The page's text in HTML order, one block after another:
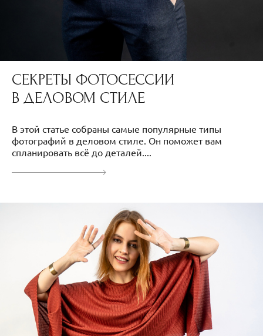
СЕКРЕТЫ ФОТОСЕССИИ
В ДЕЛОВОМ СТИЛЕ
В этой статье собраны самые популярные типы
фотографий в деловом стиле. Он поможет вам
спланировать всё до деталей....